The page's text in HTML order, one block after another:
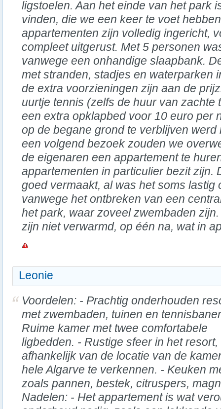
ligstoelen. Aan het einde van het park
vinden, die we een keer te voet
appartementen zijn volledig ingericht,
compleet uitgerust. Met 5 personen
vanwege een onhandige slaapbank.
met stranden, stadjes en waterparken
de extra voorzieningen zijn aan de
uurtje tennis (zelfs de huur van zachte
een extra opklapbed voor 10 euro per
op de begane grond te verblijven werd
een volgend bezoek zouden we
de eigenaren een appartement te
appartementen in particulier bezit zijn.
goed vermaakt, al was het soms lastig
vanwege het ontbreken van een
het park, waar zoveel zwembaden
zijn niet verwarmd, op één na, wat in
Leonie
Voordelen: - Prachtig onderhouden
met zwembaden, tuinen en
Ruime kamer met twee comfortabele
ligbedden. - Rustige sfeer in het resort,
afhankelijk van de locatie van de
hele Algarve te verkennen. - Keuken
zoals pannen, bestek, citruspers,
Nadelen: - Het appartement is wat